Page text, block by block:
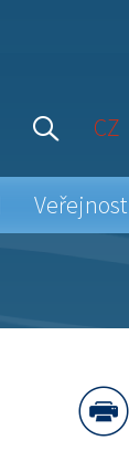
CZ
Veřejnost